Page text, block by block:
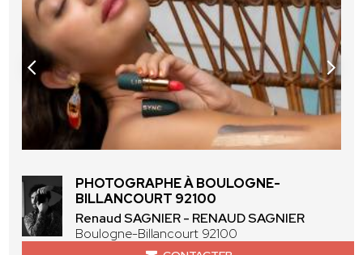
PHOTOGRAPHE À BOULOGNE-
BILLANCOURT 92100
Renaud SAGNIER - RENAUD SAGNIER
Boulogne-Billancourt 92100